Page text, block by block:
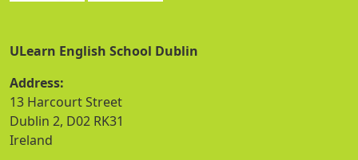
ULearn English School Dublin
Address:
13 Harcourt Street
Dublin 2, D02 RK31
Ireland